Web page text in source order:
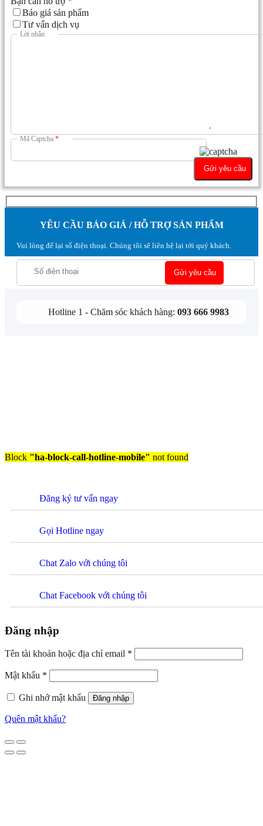
Báo giá sản phẩm
Tư vấn dịch vụ
Lời nhắn
Mã Captcha *
YÊU CẦU BÁO GIÁ / HỖ TRỢ SẢN PHẨM
Vui lòng để lại số điện thoại. Chúng tôi sẽ liên hệ lại tới quý khách.
Hotline 1 - Chăm sóc khách hàng: 093 666 9983
Block "ha-block-call-hotline-mobile" not found
Đăng ký tư vấn ngay
Gọi Hotline ngay
Chat Zalo với chúng tôi
Chat Facebook với chúng tôi
Đăng nhập
Tên tài khoản hoặc địa chỉ email *
Mật khẩu *
Ghi nhớ mật khẩu Đăng nhập
Quên mật khẩu?